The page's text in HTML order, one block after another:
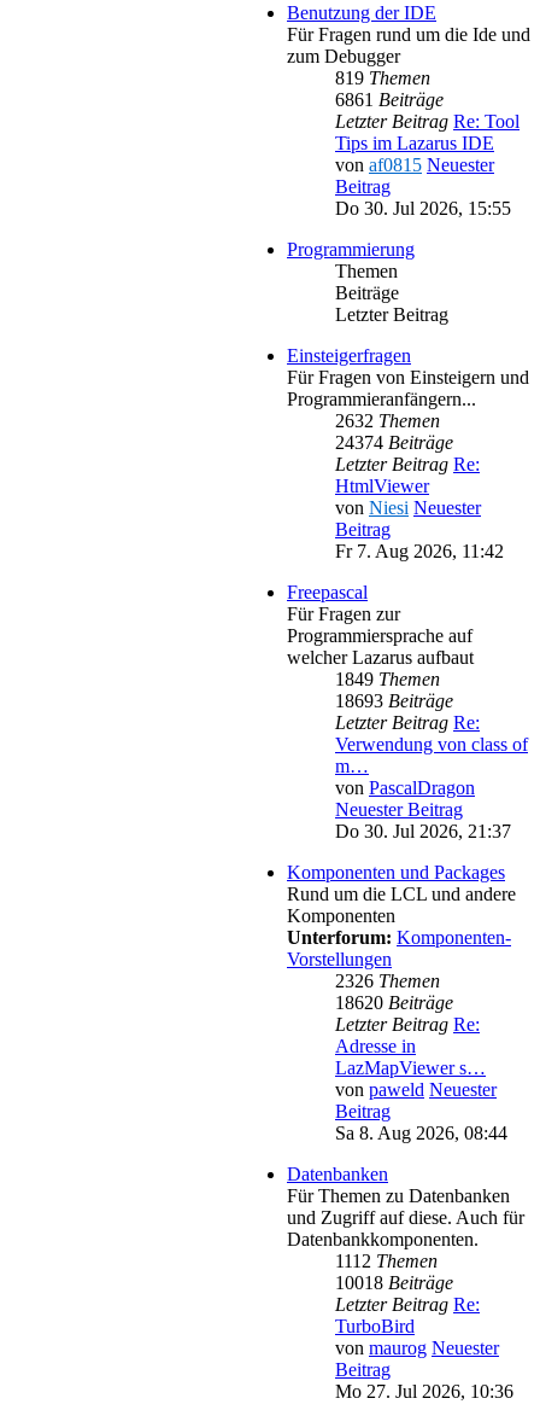
Benutzung der IDE
Für Fragen rund um die Ide und
zum Debugger
819 Themen
6861 Beiträge
Letzter Beitrag Re: Tool
Tips im Lazarus IDE
von af0815 Neuester
Beitrag
Do 30. Jul 2026, 15:55
Programmierung
Themen
Beiträge
Letzter Beitrag
Einsteigerfragen
Für Fragen von Einsteigern und
Programmieranfängern...
2632 Themen
24374 Beiträge
Letzter Beitrag Re:
HtmlViewer
von Niesi Neuester
Beitrag
Fr 7. Aug 2026, 11:42
Freepascal
Für Fragen zur
Programmiersprache auf
welcher Lazarus aufbaut
1849 Themen
18693 Beiträge
Letzter Beitrag Re:
Verwendung von class of
m…
von PascalDragon
Neuester Beitrag
Do 30. Jul 2026, 21:37
Komponenten und Packages
Rund um die LCL und andere
Komponenten
Unterforum: Komponenten-
Vorstellungen
2326 Themen
18620 Beiträge
Letzter Beitrag Re:
Adresse in
LazMapViewer s…
von paweld Neuester
Beitrag
Sa 8. Aug 2026, 08:44
Datenbanken
Für Themen zu Datenbanken
und Zugriff auf diese. Auch für
Datenbankkomponenten.
1112 Themen
10018 Beiträge
Letzter Beitrag Re:
TurboBird
von maurog Neuester
Beitrag
Mo 27. Jul 2026, 10:36